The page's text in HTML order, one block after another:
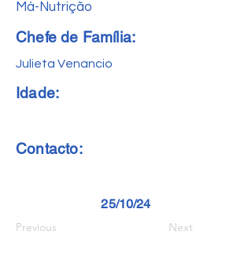
Má-Nutrição
Chefe de Família:
Julieta Venancio
Idade:
Contacto:
25/10/24
Previous Next